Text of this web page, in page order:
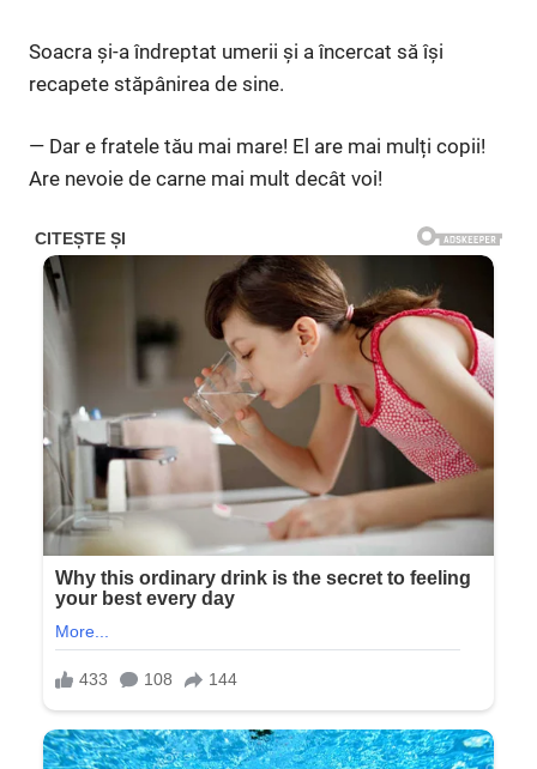
Soacra și-a îndreptat umerii și a încercat să își
recapete stăpânirea de sine.
— Dar e fratele tău mai mare! El are mai mulți copii!
Are nevoie de carne mai mult decât voi!